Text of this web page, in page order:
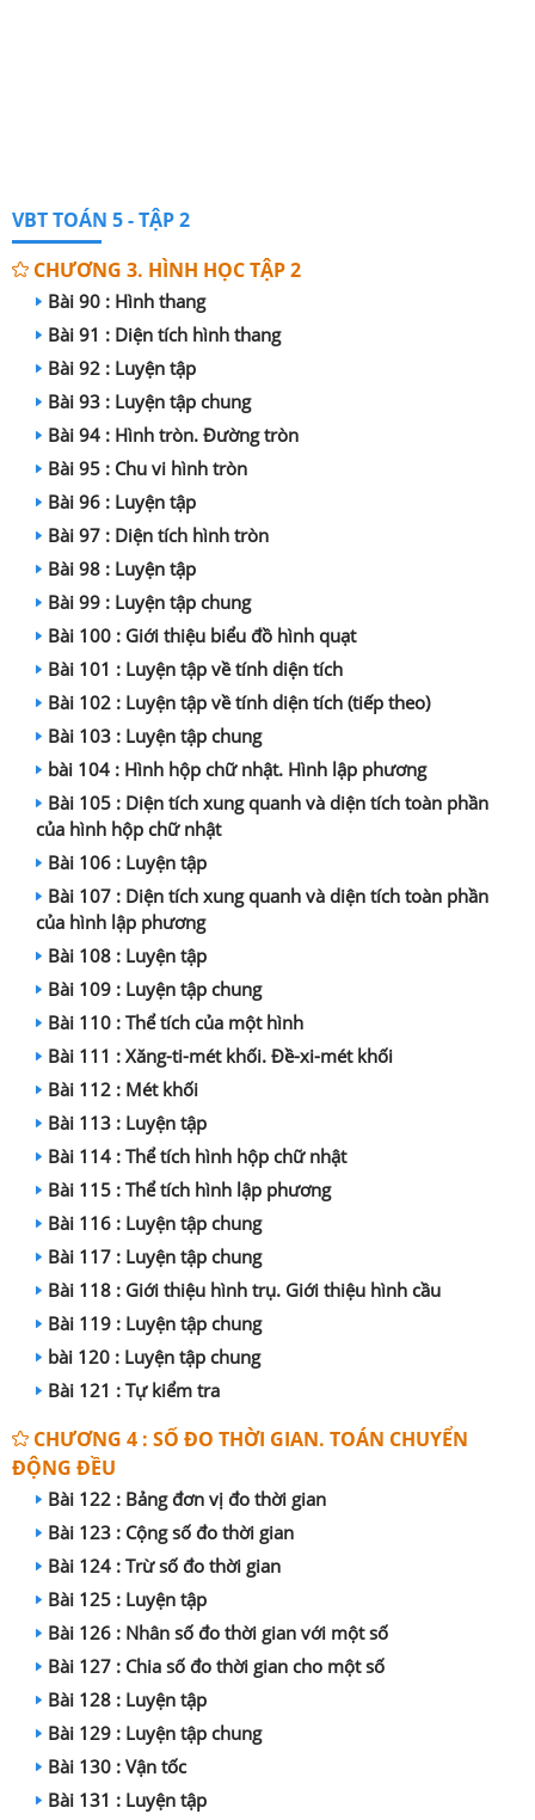
VBT TOÁN 5 - TẬP 2
CHƯƠNG 3. HÌNH HỌC TẬP 2
Bài 90 : Hình thang
Bài 91 : Diện tích hình thang
Bài 92 : Luyện tập
Bài 93 : Luyện tập chung
Bài 94 : Hình tròn. Đường tròn
Bài 95 : Chu vi hình tròn
Bài 96 : Luyện tập
Bài 97 : Diện tích hình tròn
Bài 98 : Luyện tập
Bài 99 : Luyện tập chung
Bài 100 : Giới thiệu biểu đồ hình quạt
Bài 101 : Luyện tập về tính diện tích
Bài 102 : Luyện tập về tính diện tích (tiếp theo)
Bài 103 : Luyện tập chung
bài 104 : Hình hộp chữ nhật. Hình lập phương
Bài 105 : Diện tích xung quanh và diện tích toàn phần
của hình hộp chữ nhật
Bài 106 : Luyện tập
Bài 107 : Diện tích xung quanh và diện tích toàn phần
của hình lập phương
Bài 108 : Luyện tập
Bài 109 : Luyện tập chung
Bài 110 : Thể tích của một hình
Bài 111 : Xăng-ti-mét khối. Đề-xi-mét khối
Bài 112 : Mét khối
Bài 113 : Luyện tập
Bài 114 : Thể tích hình hộp chữ nhật
Bài 115 : Thể tích hình lập phương
Bài 116 : Luyện tập chung
Bài 117 : Luyện tập chung
Bài 118 : Giới thiệu hình trụ. Giới thiệu hình cầu
Bài 119 : Luyện tập chung
bài 120 : Luyện tập chung
Bài 121 : Tự kiểm tra
CHƯƠNG 4 : SỐ ĐO THỜI GIAN. TOÁN CHUYỂN
ĐỘNG ĐỀU
Bài 122 : Bảng đơn vị đo thời gian
Bài 123 : Cộng số đo thời gian
Bài 124 : Trừ số đo thời gian
Bài 125 : Luyện tập
Bài 126 : Nhân số đo thời gian với một số
Bài 127 : Chia số đo thời gian cho một số
Bài 128 : Luyện tập
Bài 129 : Luyện tập chung
Bài 130 : Vận tốc
Bài 131 : Luyện tập